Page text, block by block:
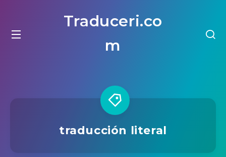
Traduceri.co
m
traducción literal